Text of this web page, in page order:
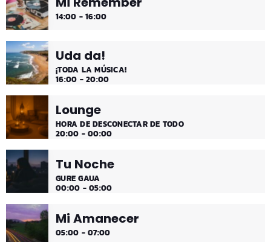
14:00 - 16:00
Uda da!
¡TODA LA MÚSICA!
16:00 - 20:00
Lounge
HORA DE DESCONECTAR DE TODO
20:00 - 00:00
Tu Noche
GURE GAUA
00:00 - 05:00
Mi Amanecer
05:00 - 07:00